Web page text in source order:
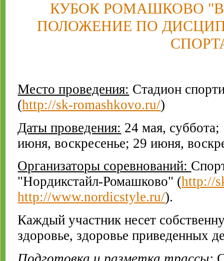
КУБОК РОМАШКОВО
ПОЛОЖЕНИЕ ПО
Место проведения: Стадион
(http://sk-romashkovo.ru/)
Даты проведения: 24 мая,
июня, воскресенье; 29 июня,
Организаторы соревнований:
"Нордикстайл-Ромашково" (http://
http://www.nordicstyle.ru/).
Каждый участник несет
здоровье, здоровье приведенных